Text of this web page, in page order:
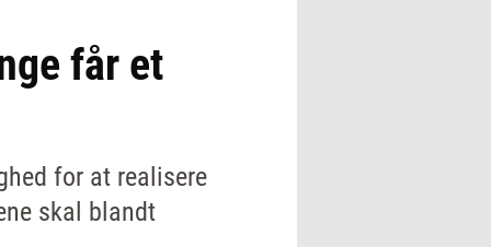
får et
for at realisere
skal blandt